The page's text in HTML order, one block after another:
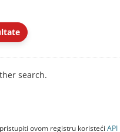
search.
ovom registru koristeći API